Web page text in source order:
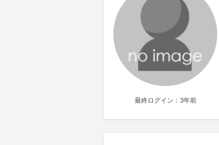
最終ログイン：3年前